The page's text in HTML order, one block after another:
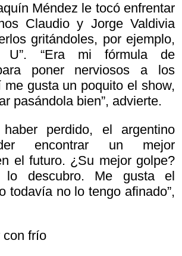
Méndez le tocó enfrentar
Claudio y Jorge Valdivia
gritándoles, por ejemplo,
U”. “Era mi fórmula de
poner nerviosos a los
me gusta un poquito el show,
pasándola bien”, advierte.
perdido, el argentino
encontrar un mejor
el futuro. ¿Su mejor golpe?
lo descubro. Me gusta el
todavía no lo tengo afinado”,
con frío